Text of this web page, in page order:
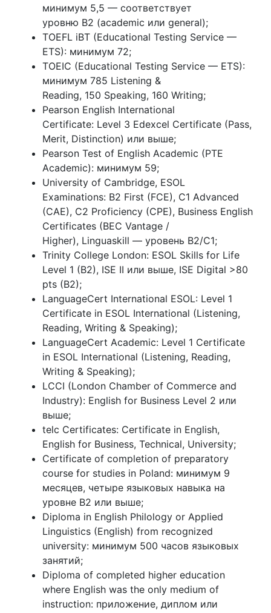
минимум 5,5 — соответствует
уровню B2 (academic или general);
TOEFL iBT (Educational Testing Service —
ETS): минимум 72;
TOEIC (Educational Testing Service — ETS):
минимум 785 Listening &
Reading, 150 Speaking, 160 Writing;
Pearson English International
Certificate: Level 3 Edexcel Certificate (Pass,
Merit, Distinction) или выше;
Pearson Test of English Academic (PTE
Academic): минимум 59;
University of Cambridge, ESOL
Examinations: B2 First (FCE), C1 Advanced
(CAE), C2 Proficiency (CPE), Business English
Certificates (BEC Vantage /
Higher), Linguaskill — уровень B2/C1;
Trinity College London: ESOL Skills for Life
Level 1 (B2), ISE II или выше, ISE Digital >80
pts (B2);
LanguageCert International ESOL: Level 1
Certificate in ESOL International (Listening,
Reading, Writing & Speaking);
LanguageCert Academic: Level 1 Certificate
in ESOL International (Listening, Reading,
Writing & Speaking);
LCCI (London Chamber of Commerce and
Industry): English for Business Level 2 или
выше;
telc Certificates: Certificate in English,
English for Business, Technical, University;
Certificate of completion of preparatory
course for studies in Poland: минимум 9
месяцев, четыре языковых навыка на
уровне B2 или выше;
Diploma in English Philology or Applied
Linguistics (English) from recognized
university: минимум 500 часов языковых
занятий;
Diploma of completed higher education
where English was the only medium of
instruction: приложение, диплом или